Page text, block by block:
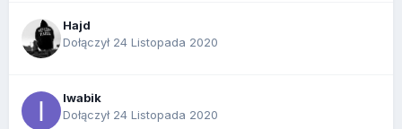
Hajd
Dołączył 24 Listopada 2020
Iwabik
Dołączył 24 Listopada 2020